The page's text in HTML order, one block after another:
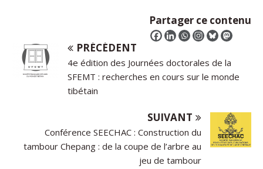
Partager ce contenu
PRÉCÉDENT
4e édition des Journées doctorales de la
SFEMT : recherches en cours sur le monde
tibétain
SUIVANT
Conférence SEECHAC : Construction du
tambour Chepang : de la coupe de l’arbre au
jeu de tambour